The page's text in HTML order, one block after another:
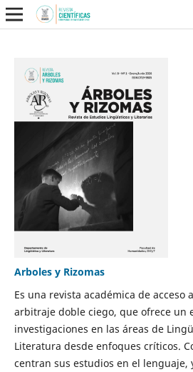
Arboles y Rizomas
Es una revista académica de acceso
arbitraje doble ciego, que ofrece un
investigaciones en las áreas de
Literatura desde enfoques críticos.
centran sus estudios en el lenguaje,